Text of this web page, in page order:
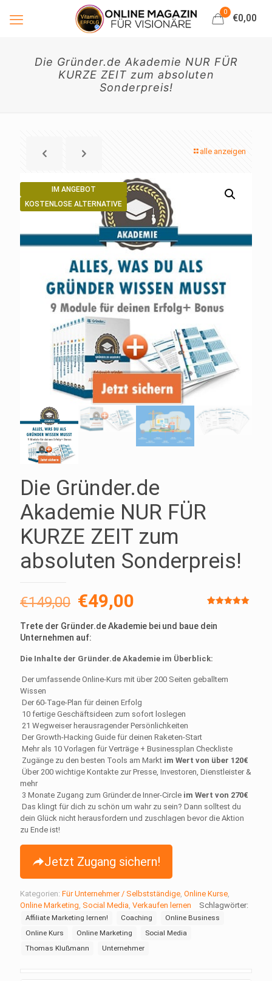
0
€0,00
Die Gründer.de Akademie NUR FÜR
KURZE ZEIT zum absoluten
Sonderpreis!
alle anzeigen
IM ANGEBOT
KOSTENLOSE ALTERNATIVE
Die Gründer.de
Akademie NUR FÜR
KURZE ZEIT zum
absoluten Sonderpreis!
von 5,
€149,00 Ursprünglicher
Preis
war:
€149,00
€49,00
Preis
ist:
€49,00.
Trete der Gründer.de Akademie bei und baue dein
Unternehmen auf:
Die Inhalte der Gründer.de Akademie im Überblick:
Der umfassende Online-Kurs mit über 200 Seiten geballtem
Wissen
Der 60-Tage-Plan für deinen Erfolg
10 fertige Geschäftsideen zum sofort loslegen
21 Wegweiser herausragender Persönlichkeiten
Der Growth-Hacking Guide für deinen Raketen-Start
Mehr als 10 Vorlagen für Verträge + Businessplan Checkliste
Zugänge zu den besten Tools am Markt im Wert von über 120€
Über 200 wichtige Kontakte zur Presse, Investoren, Dienstleister &
mehr
3 Monate Zugang zum Gründer.de Inner-Circle im Wert von 270€
Das klingt für dich zu schön um wahr zu sein? Dann solltest du
dein Glück nicht herausfordern und zuschlagen bevor die Aktion
zu Ende ist!
Jetzt Zugang sichern!
Kategorien: Für Unternehmer / Selbstständige Online Kurse
Online Marketing Social Media Verkaufen lernen Schlagwörter:
Affiliate Marketing lernen! Coaching
Online Business
Online Kurs
Online Marketing
Social Media
Thomas Klußmann
Unternehmer